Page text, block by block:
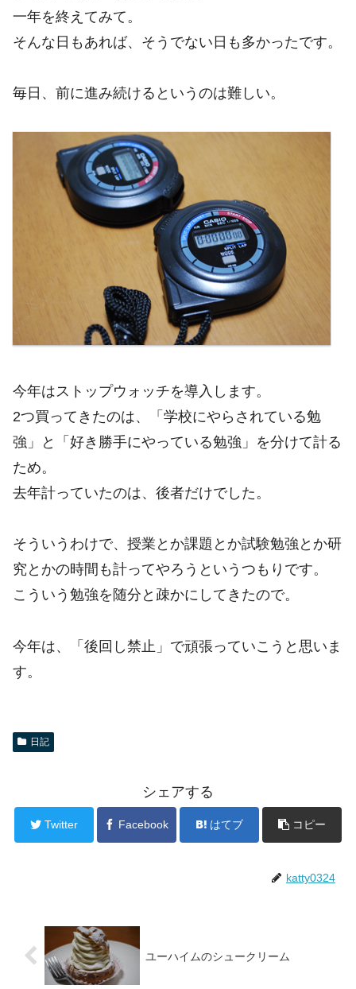
一年を終えてみて。
そんな日もあれば、そうでない日も多かったです。
毎日、前に進み続けるというのは難しい。
今年はストップウォッチを導入します。
2つ買ってきたのは、「学校にやらされている勉
強」と「好き勝手にやっている勉強」を分けて計る
ため。
去年計っていたのは、後者だけでした。
そういうわけで、授業とか課題とか試験勉強とか研
究とかの時間も計ってやろうというつもりです。
こういう勉強を随分と疎かにしてきたので。
今年は、「後回し禁止」で頑張っていこうと思いま
す。
日記
シェアする
Twitter Facebook はてブ コピー
katty0324
ユーハイムのシュークリーム